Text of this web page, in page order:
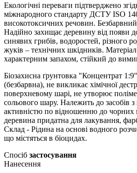
Екологічні переваги підтверджено
міжнародного стандарту ДСТУ ISO
високотоксичних речовин.
Надійно захищає деревину від появи
синявих грибів, водоростей, різного
жуків – технічних шкідників.
характерним запахом, стійкий до
Біозахисна ґрунтовка "Концентрат 1:9"
(безбарвна), не викликає хімічної
поверхневому шарі, не утворює
сольового шару. Належить до засобів
активністю по відношенню до чорних
деревина придатна для лакування,
Склад - Рідина на основі водного
що містяться в біоцидах.
Спосіб застосування
Нанесення